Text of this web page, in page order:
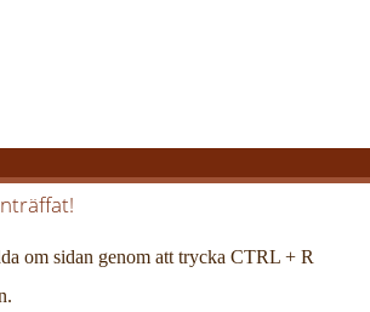
om sidan genom att trycka CTRL + R